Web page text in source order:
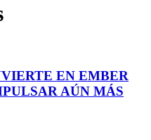
EN EMBER
AÚN MÁS